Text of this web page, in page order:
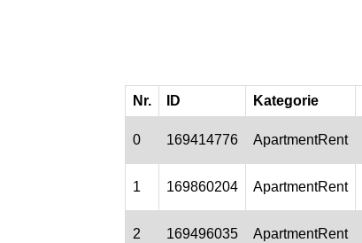
Nr.
ID Kategorie
0 169414776 ApartmentRent
1 169860204 ApartmentRent
2 169496035 ApartmentRent